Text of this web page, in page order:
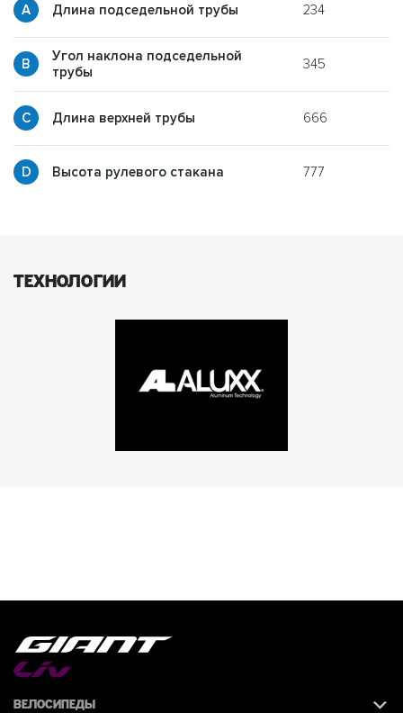
Длина подседельной трубы 234
Угол наклона подседельной
трубы
345
Длина верхней трубы 666
Высота рулевого стакана 777
ТЕХНОЛОГИИ
Велосипеды